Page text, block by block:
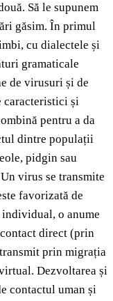
Să le supunem
găsim. În primul
cu dialectele și
gramaticale
de virusuri și de
caracteristici și
pentru a da
dintre populații
pidgin sau
virus se transmite
favorizată de
o anume
direct (prin
prin migrația
Dezvoltarea și
contactul uman și